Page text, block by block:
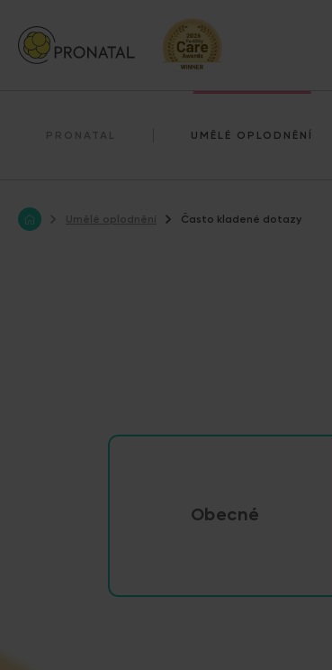
PRONATAL UMĚLÉ OPLODNĚNÍ
Umělé oplodnění Často kladené dotazy
Obecné